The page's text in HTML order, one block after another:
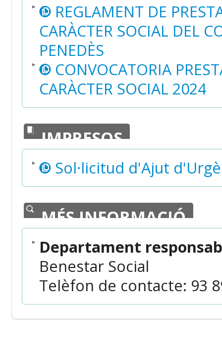
REGLAMENT DE
CARÀCTER SOCIAL DEL
PENEDÈS
CONVOCATORIA
CARÀCTER SOCIAL 2024
IMPRESOS
Sol·licitud d'Ajut
MÉS INFORMACIÓ
Departament
Benestar Social
Telèfon de contacte: 93